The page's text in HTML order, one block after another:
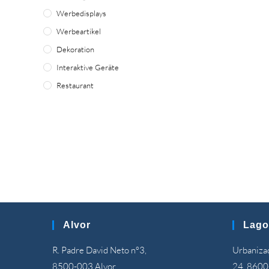
Werbedisplays
Werbeartikel
Dekoration
Interaktive Geräte
Restaurant
Alvor
R. Padre David Neto nº3,
8500-003 Alvor
24,